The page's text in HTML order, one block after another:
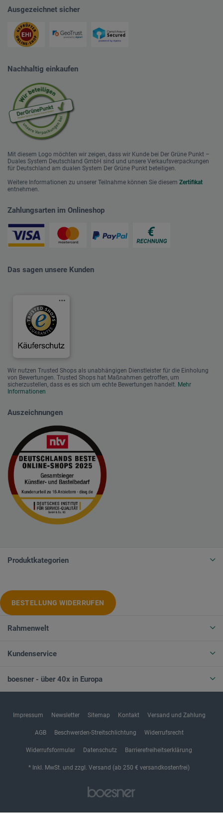
Ausgezeichnet sicher
Nachhaltig einkaufen
Mit diesem Logo möchten wir zeigen, dass wir Kunde bei Der Grüne Punkt –
Duales System Deutschland GmbH sind und unsere Verkaufsverpackungen
für Deutschland am dualen System Der Grüne Punkt beteiligen.
Weitere Informationen zu unserer Teilnahme können Sie diesem Zertifikat
entnehmen.
Zahlungsarten im Onlineshop
Das sagen unsere Kunden
Wir nutzen Trusted Shops als unabhängigen Dienstleister für die Einholung
von Bewertungen. Trusted Shops hat Maßnahmen getroffen, um
sicherzustellen, dass es es sich um echte Bewertungen handelt. Mehr
Informationen
Auszeichnungen
Produktkategorien
BESTELLUNG WIDERRUFEN
Rahmenwelt
Kundenservice
boesner - über 40x in Europa
Impressum Newsletter Sitemap Kontakt Versand und Zahlung
AGB Beschwerden-Streitschlichtung Widerrufsrecht
Widerrufsformular Datenschutz Barrierefreiheitserklärung
* Inkl. MwSt. und zzgl. Versand (ab 250 € versandkostenfrei)